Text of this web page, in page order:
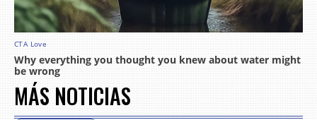
MÁS NOTICIAS